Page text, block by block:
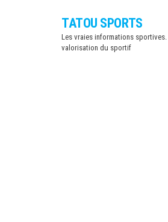
TATOU SPORTS
Les vraies informations
valorisation du sportif